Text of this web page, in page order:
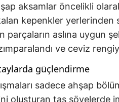
aksamlar öncelikli olarak
kepenkler yerlerinden
parçaların aslına uygun
ve ceviz
güçlendirme
sadece ahşap
oluşturan taş sövelerde